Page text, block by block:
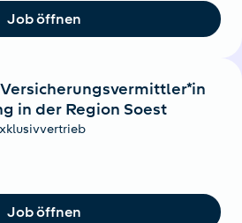
Job öffnen
in der Region Soest
Job öffnen